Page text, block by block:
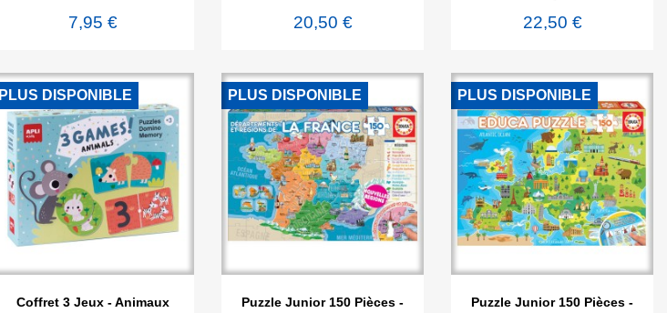
7,95 € 20,50 € 22,50 €

Coffret 3 Jeux - Animaux
PLUS DISPONIBLE
 Aperçu rapide
Puzzle Junior 150 Pièces -
PLUS DISPONIBLE
 Aperçu rapide
Puzzle Junior 150 Pièces -
PLUS DISPONIBLE